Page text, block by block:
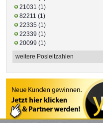
21031 (1)
82211 (1)
22335 (1)
22339 (1)
20099 (1)